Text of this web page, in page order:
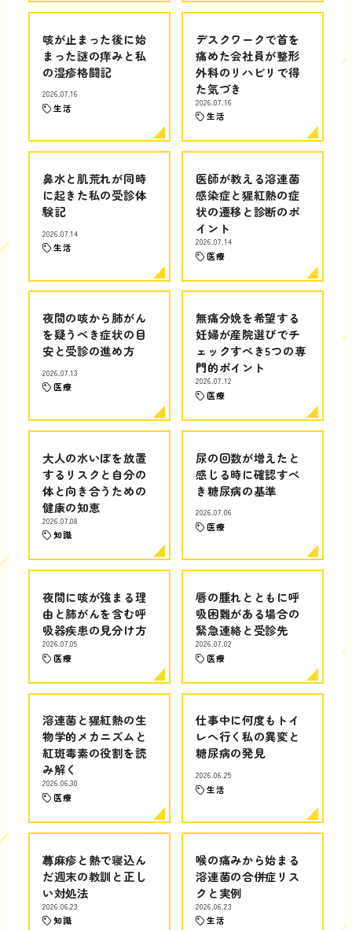
咳が止まった後に始
まった謎の痒みと私
の湿疹格闘記
2026.07.16
生活
デスクワークで首を
痛めた会社員が整形
外科のリハビリで得
た気づき
2026.07.16
生活
鼻水と肌荒れが同時
に起きた私の受診体
験記
2026.07.14
生活
医師が教える溶連菌
感染症と猩紅熱の症
状の遷移と診断のポ
イント
2026.07.14
医療
夜間の咳から肺がん
を疑うべき症状の目
安と受診の進め方
2026.07.13
医療
無痛分娩を希望する
妊婦が産院選びでチ
ェックすべき5つの専
門的ポイント
2026.07.12
医療
大人の水いぼを放置
するリスクと自分の
体と向き合うための
健康の知恵
2026.07.08
知識
尿の回数が増えたと
感じる時に確認すべ
き糖尿病の基準
2026.07.06
医療
夜間に咳が強まる理
由と肺がんを含む呼
吸器疾患の見分け方
2026.07.05
医療
唇の腫れとともに呼
吸困難がある場合の
緊急連絡と受診先
2026.07.02
医療
溶連菌と猩紅熱の生
物学的メカニズムと
紅斑毒素の役割を読
み解く
2026.06.30
医療
仕事中に何度もトイ
レへ行く私の異変と
糖尿病の発見
2026.06.25
生活
蕁麻疹と熱で寝込ん
だ週末の教訓と正し
い対処法
2026.06.23
知識
喉の痛みから始まる
溶連菌の合併症リス
クと実例
2026.06.23
生活